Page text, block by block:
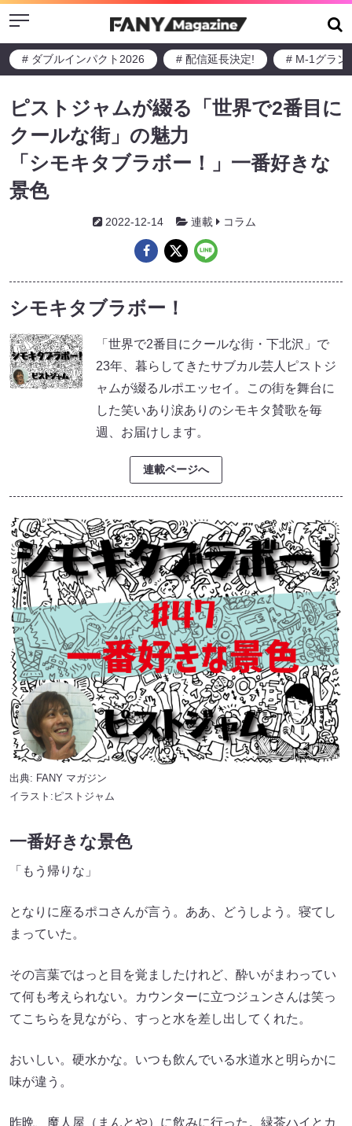
Menu
# ダブルインパクト2026 # 配信延長決定! # M-1グラン
ピストジャムが綴る「世界で2番目に
クールな街」の魅力
「シモキタブラボー！」一番好きな
景色
2022-12-14 連載 コラム
シモキタブラボー！
「世界で2番目にクールな街・下北沢」で
23年、暮らしてきたサブカル芸人ピストジ
ャムが綴るルポエッセイ。この街を舞台に
した笑いあり涙ありのシモキタ賛歌を毎
週、お届けします。
連載ページへ
出典: FANY マガジン
イラスト:ピストジャム
一番好きな景色
「もう帰りな」
となりに座るポコさんが言う。ああ、どうしよう。寝てし
まっていた。
その言葉ではっと目を覚ましたけれど、酔いがまわってい
て何も考えられない。カウンターに立つジュンさんは笑っ
てこちらを見ながら、すっと水を差し出してくれた。
おいしい。硬水かな。いつも飲んでいる水道水と明らかに
味が違う。
昨晩、魔人屋（まんとや）に飲みに行った。緑茶ハイとカ